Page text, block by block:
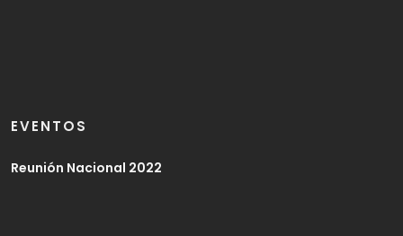
EVENTOS
Reunión Nacional 2022